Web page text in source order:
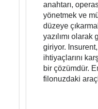
anahtarı,
yönetmek ve
düzeye
yazılımı
giriyor.
ihtiyaçlarını
bir çözümdür.
filonuzdaki